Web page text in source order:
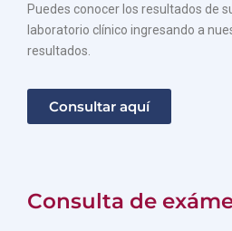
Puedes conocer los resultados de
laboratorio clínico ingresando a
resultados.
Consultar aquí
Consulta de